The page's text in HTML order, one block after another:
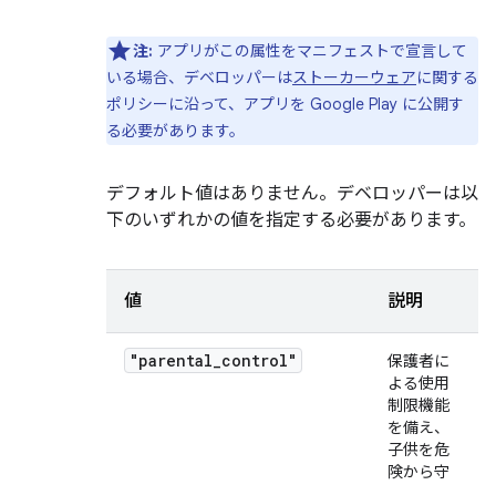
注: アプリがこの属性をマニフェストで宣言して
いる場合、デベロッパーはストーカーウェアに関する
ポリシーに沿って、アプリを Google Play に公開す
る必要があります。
デフォルト値はありません。デベロッパーは以
下のいずれかの値を指定する必要があります。
値 説明
"parental_control"
保護者に
よる使用
制限機能
を備え、
子供を危
険から守